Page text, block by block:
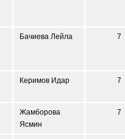
Бачиева Лейла 7
Керимов Идар 7
Жамборова
Ясмин
7